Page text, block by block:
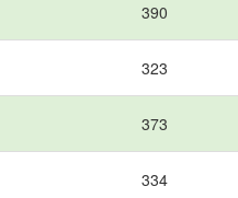
390
323
373
334